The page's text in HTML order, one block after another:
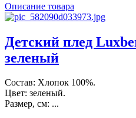
Описание товара
Детский плед
зеленый
Состав: Хлопок 100%.
Цвет: зеленый.
Размер, см: ...